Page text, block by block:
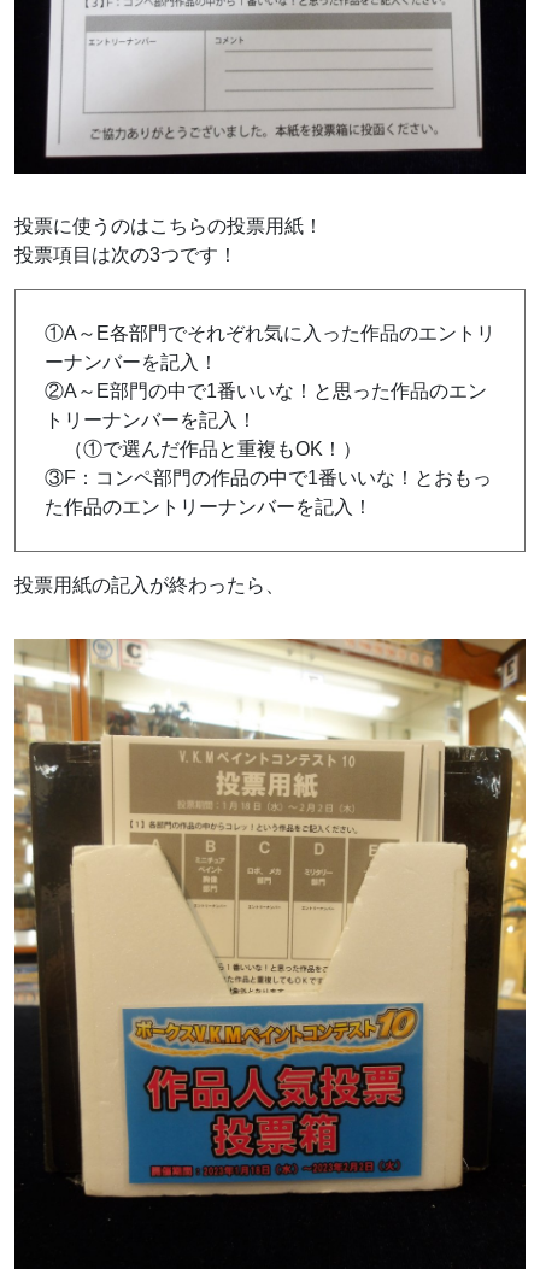
投票に使うのはこちらの投票用紙！
投票項目は次の3つです！
①A～E各部門でそれぞれ気に入った作品のエントリ
ーナンバーを記入！
②A～E部門の中で1番いいな！と思った作品のエン
トリーナンバーを記入！
（①で選んだ作品と重複もOK！）
③F：コンペ部門の作品の中で1番いいな！とおもっ
た作品のエントリーナンバーを記入！
投票用紙の記入が終わったら、